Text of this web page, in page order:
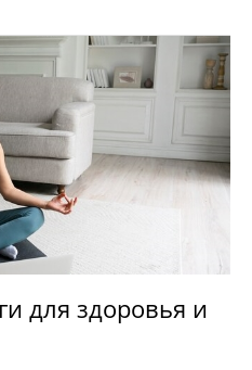
для здоровья и